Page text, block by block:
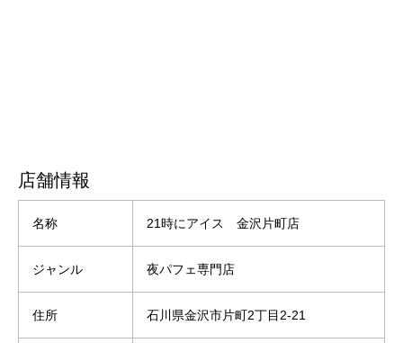
店舗情報
名称 21時にアイス 金沢片町店
ジャンル 夜パフェ専門店
住所 石川県金沢市片町2丁目2-21